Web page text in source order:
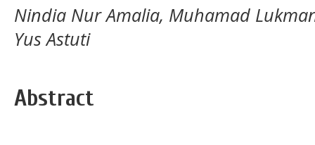
Nindia Nur Amalia, Muhamad
Yus Astuti
Abstract